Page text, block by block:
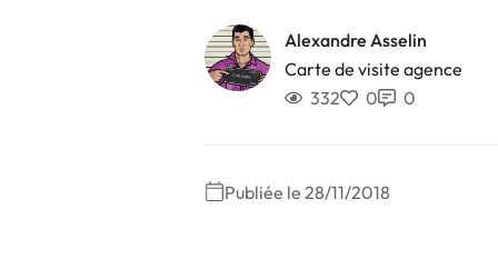
Alexandre Asselin
Carte de visite agence
332
0 0
Publiée le 28/11/2018